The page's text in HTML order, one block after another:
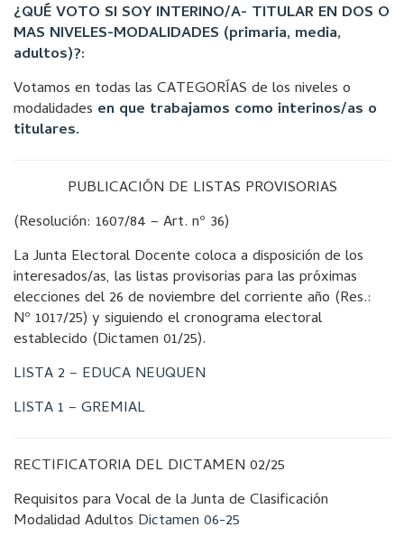
¿QUÉ VOTO SI SOY INTERINO/A- TITULAR EN DOS O
MAS NIVELES-MODALIDADES (primaria, media,
adultos)?:
Votamos en todas las CATEGORÍAS de los niveles o
modalidades en que trabajamos como interinos/as o
titulares.
PUBLICACIÓN DE LISTAS PROVISORIAS
(Resolución: 1607/84 – Art. nº 36)
La Junta Electoral Docente coloca a disposición de los
interesados/as, las listas provisorias para las próximas
elecciones del 26 de noviembre del corriente año (Res.:
Nº 1017/25) y siguiendo el cronograma electoral
establecido (Dictamen 01/25).
LISTA 2 – EDUCA NEUQUEN
LISTA 1 – GREMIAL
RECTIFICATORIA DEL DICTAMEN 02/25
Requisitos para Vocal de la Junta de Clasificación
Modalidad Adultos Dictamen 06-25